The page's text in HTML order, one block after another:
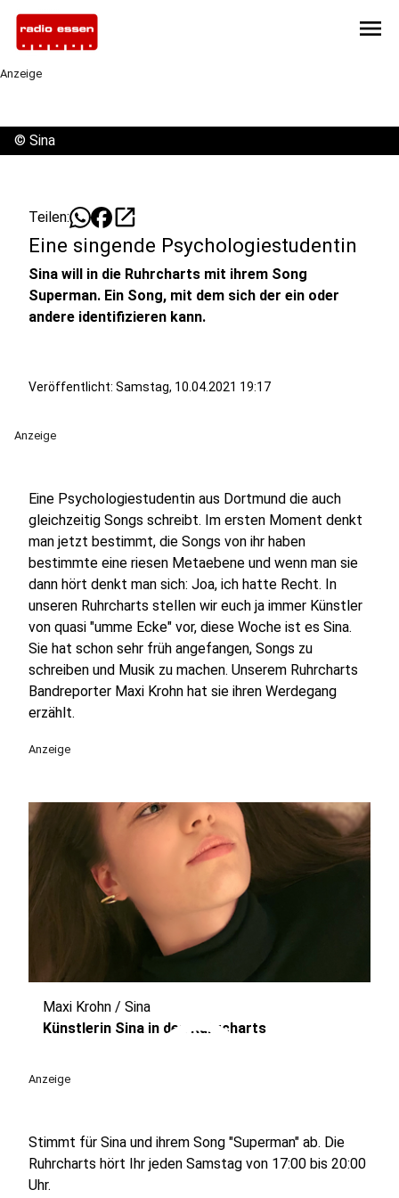
menu
Anzeige
© Sina
Teilen: open_in_new
Eine singende Psychologiestudentin
Sina will in die Ruhrcharts mit ihrem Song
Superman. Ein Song, mit dem sich der ein oder
andere identifizieren kann.
Veröffentlicht: Samstag, 10.04.2021 19:17
Anzeige
Eine Psychologiestudentin aus Dortmund die auch
gleichzeitig Songs schreibt. Im ersten Moment denkt
man jetzt bestimmt, die Songs von ihr haben
bestimmte eine riesen Metaebene und wenn man sie
dann hört denkt man sich: Joa, ich hatte Recht. In
unseren Ruhrcharts stellen wir euch ja immer Künstler
von quasi "umme Ecke" vor, diese Woche ist es Sina.
Sie hat schon sehr früh angefangen, Songs zu
schreiben und Musik zu machen. Unserem Ruhrcharts
Bandreporter Maxi Krohn hat sie ihren Werdegang
erzählt.
Anzeige
play_circle
Maxi Krohn / Sina
Künstlerin Sina in den Ruhrcharts
Anzeige
Stimmt für Sina und ihrem Song "Superman" ab. Die
Ruhrcharts hört Ihr jeden Samstag von 17:00 bis 20:00
Uhr.